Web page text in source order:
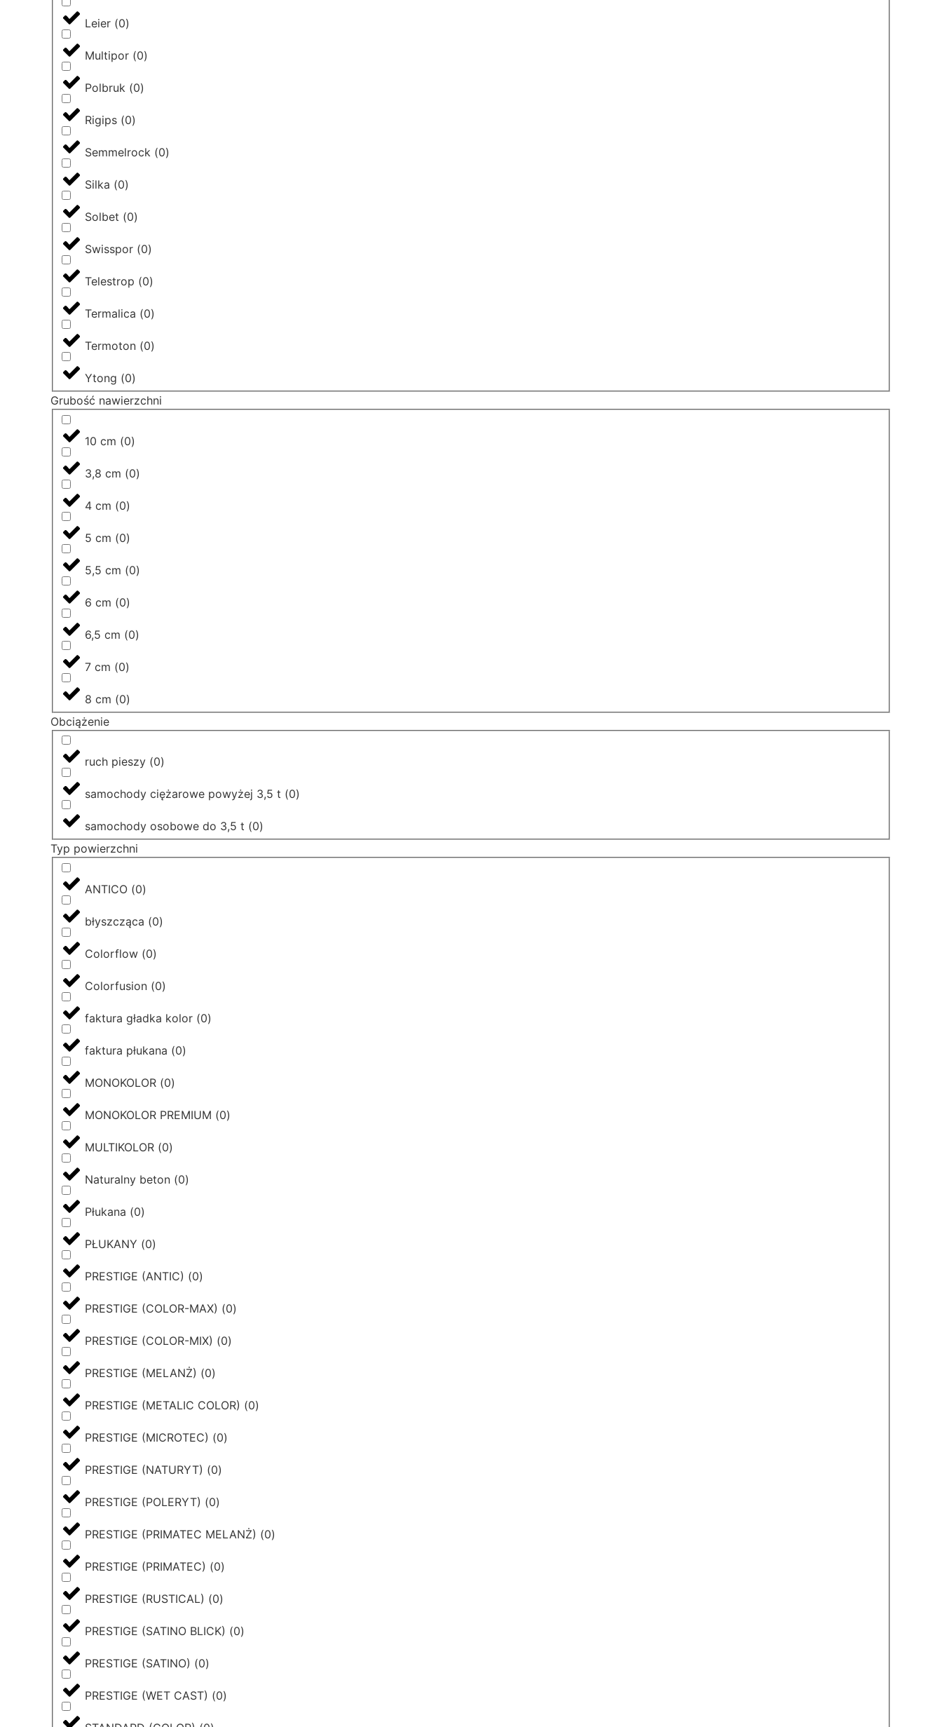
Leier (0)
Multipor (0)
Polbruk (0)
Rigips (0)
Semmelrock (0)
Silka (0)
Solbet (0)
Swisspor (0)
Telestrop (0)
Termalica (0)
Termoton (0)
Ytong (0)
Grubość nawierzchni
10 cm (0)
3,8 cm (0)
4 cm (0)
5 cm (0)
5,5 cm (0)
6 cm (0)
6,5 cm (0)
7 cm (0)
8 cm (0)
Obciążenie
ruch pieszy (0)
samochody ciężarowe powyżej 3,5 t (0)
samochody osobowe do 3,5 t (0)
Typ powierzchni
ANTICO (0)
błyszcząca (0)
Colorflow (0)
Colorfusion (0)
faktura gładka kolor (0)
faktura płukana (0)
MONOKOLOR (0)
MONOKOLOR PREMIUM (0)
MULTIKOLOR (0)
Naturalny beton (0)
Płukana (0)
PŁUKANY (0)
PRESTIGE (ANTIC) (0)
PRESTIGE (COLOR-MAX) (0)
PRESTIGE (COLOR-MIX) (0)
PRESTIGE (MELANŻ) (0)
PRESTIGE (METALIC COLOR) (0)
PRESTIGE (MICROTEC) (0)
PRESTIGE (NATURYT) (0)
PRESTIGE (POLERYT) (0)
PRESTIGE (PRIMATEC MELANŻ) (0)
PRESTIGE (PRIMATEC) (0)
PRESTIGE (RUSTICAL) (0)
PRESTIGE (SATINO BLICK) (0)
PRESTIGE (SATINO) (0)
PRESTIGE (WET CAST) (0)